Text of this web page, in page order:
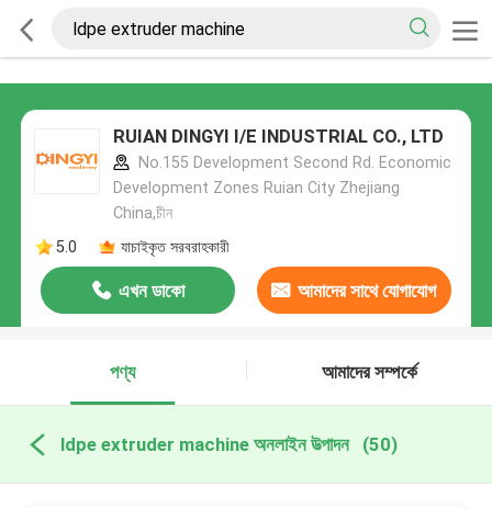
RUIAN DINGYI I/E INDUSTRIAL CO., LTD
No.155 Development Second Rd. Economic
Development Zones Ruian City Zhejiang
China,চীন
5.0
যাচাইকৃত সরবরাহকারী
এখন ডাকো আমাদের সাথে যোগাযোগ
পণ্য
আমাদের সম্পর্কে
ldpe extruder machine অনলাইন উত্পাদন (50)